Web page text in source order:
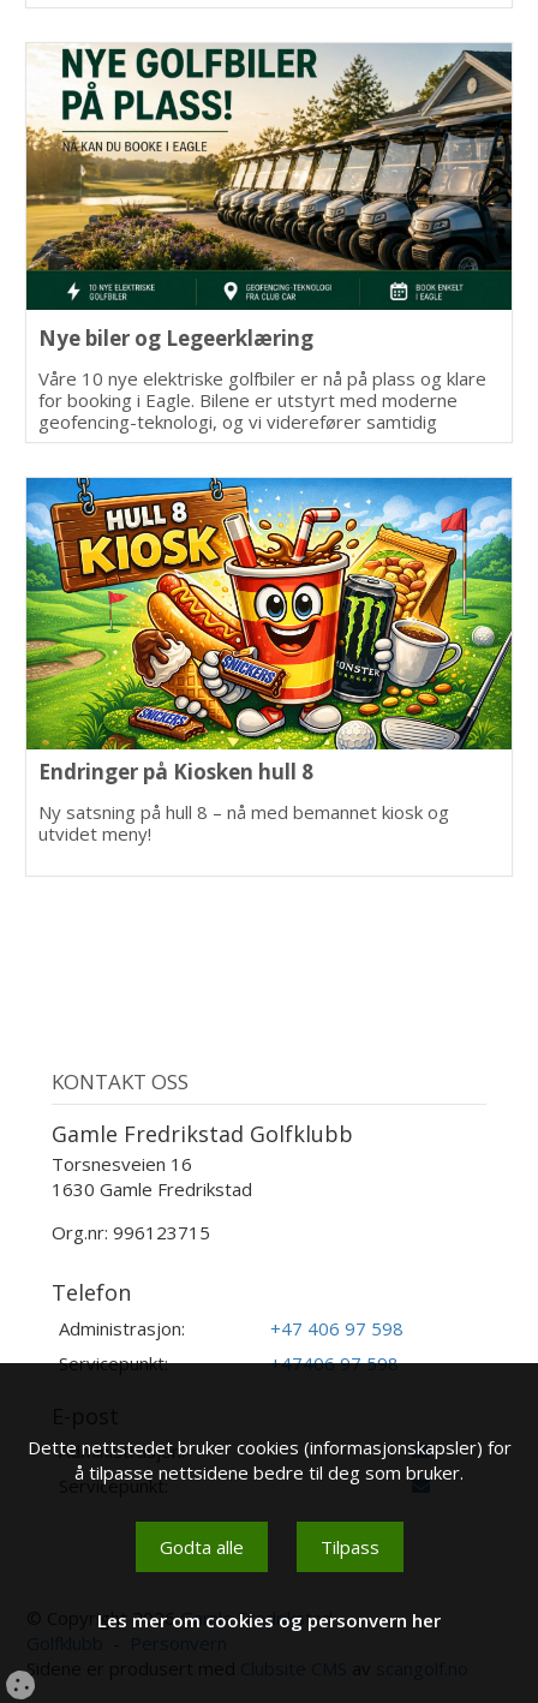
Nye biler og Legeerklæring
Våre 10 nye elektriske golfbiler er nå på plass og klare
for booking i Eagle. Bilene er utstyrt med moderne
geofencing-teknologi, og vi viderefører samtidig
ordningen for medlemmer med
Endringer på Kiosken hull 8
Ny satsning på hull 8 – nå med bemannet kiosk og
utvidet meny!
KONTAKT OSS
Gamle Fredrikstad Golfklubb
Torsnesveien 16
1630 Gamle Fredrikstad
Org.nr: 996123715
Telefon
Administrasjon:
+47 406 97 598
Servicepunkt:
+47406 97 598
Administrasjon:
Servicepunkt:
© Copyright 2026Gamle Fredrikstad
Sidene er produsert med
Dette nettstedet bruker cookies (informasjonskapsler) for
å tilpasse nettsidene bedre til deg som bruker.
Godta alle Tilpass
Les mer om cookies og personvern her